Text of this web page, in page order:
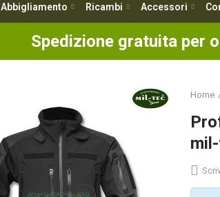
Abbigliamento Ricambi Accessori
Spedizione gratuita per
Home